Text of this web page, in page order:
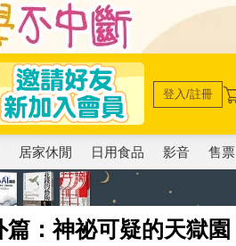
登入/註冊
居家休閒 日用食品 影音 售票
篇：神祕可疑的天獄園